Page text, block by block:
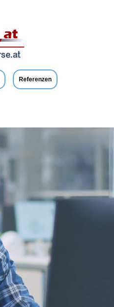
Referenzen